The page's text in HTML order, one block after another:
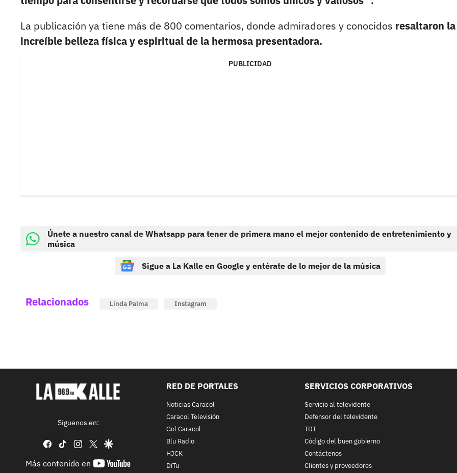
La publicación ya tiene más de 800 comentarios, donde admiradores y conocidos resaltaron la
increíble belleza física y espiritual de la hermosa presentadora.
PUBLICIDAD
Únete a nuestro canal de Whatsapp para tener de primera mano el mejor contenido de entretenimiento y
música
Sigue a La Kalle en Google y entérate de lo mejor de la música
Relacionados Linda Palma Instagram
Síguenos en:
facebook
tiktok instagram
twittergoogle
Más contenido en
youtube-
RED DE PORTALES
Noticias Caracol
Caracol Televisión
Gol Caracol
Blu Radio
HJCK
DiTu
SERVICIOS CORPORATIVOS
Servicio al televidente
Defensor del televidente
TDT
Código del buen gobierno
Contáctenos
Clientes y proveedores